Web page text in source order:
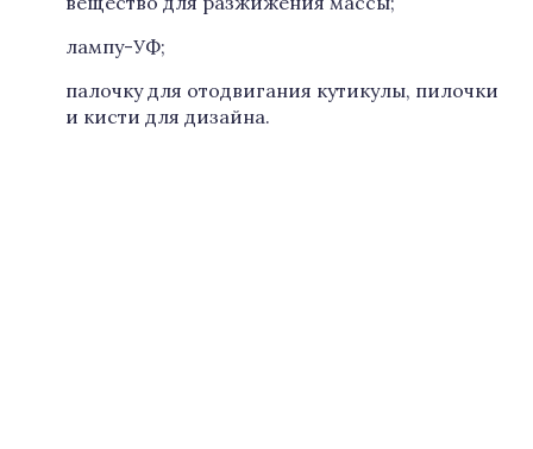
лампу-УФ;
палочку для отодвигания кутикулы, пилочки
и кисти для дизайна.